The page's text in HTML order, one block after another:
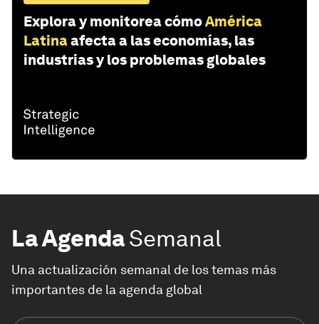
Explora y monitorea cómoAmérica
Latinaafecta a las economías, las
industrias y los problemas globales
La AgendaSemanal
Una actualización semanal de los temas más
importantes de la agenda global